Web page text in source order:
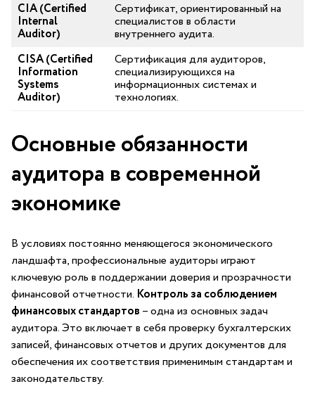
CIA (Certified
Internal⁢
Auditor)
Сертификат, ‍ориентированный на
специалистов ⁤в области
внутреннего аудита.
CISA ⁤(Certified
Information
Systems
Auditor)
Сертификация для аудиторов,
специализирующихся на
информационных системах и
технологиях.
Основные обязанности
аудитора⁣ в современной
экономике
В условиях постоянно ‍меняющегося экономического
ландшафта, профессиональные аудиторы играют
ключевую роль в поддержании‍ доверия и прозрачности
финансовой отчетности. Контроль за ​соблюдением
финансовых стандартов – одна из основных задач
аудитора.⁤ Это включает в⁢ себя проверку ⁢бухгалтерских
записей,‌ финансовых отчетов и других документов для
обеспечения их⁣ соответствия применимым стандартам и
законодательству.